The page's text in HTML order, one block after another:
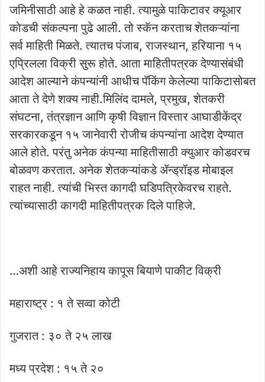
जमिनीसाठी आहे हे कळत नाही. त्यामुळे पाकिटावर क्यूआर
कोडची संकल्पना पुढे आली. तो स्कॅन करताच शेतकऱ्यांना
सर्व माहिती मिळते. त्यातच पंजाब, राजस्थान, हरियाना १५
एप्रिलला विक्री सुरू होते. आता माहितीपत्रक देण्यासंबंधी
आदेश आल्याने कंपन्यांनी आधीच पॅकिंग केलेल्या पाकिटासोबत
आता ते देणे शक्‍य नाही.मिलिंद दामले, प्रमुख, शेतकरी
संघटना, तंत्रज्ञान आणि कृषी विज्ञान विस्तार आघाडीकेंद्र
सरकारकडून १५ जानेवारी रोजीच कंपन्यांना आदेश देण्यात
आले होते. परंतु अनेक कंपन्या माहितीसाठी क्‍युआर कोडवरच
बोळवण करतात. अनेक शेतकऱ्यांकडे ॲन्ड्रॉइड मोबाइल
राहत नाही. त्यांची भिस्त कागदी घडिपत्रिकेवरच राहते.
त्यांच्यासाठी कागदी माहितीपत्रक दिले पाहिजे.
…अशी आहे राज्यनिहाय कापूस बियाणे पाकीट विक्री
महाराष्ट्र : १ ते सव्वा कोटी
गुजरात : ३० ते २५ लाख
मध्य प्रदेश : १५ ते २०